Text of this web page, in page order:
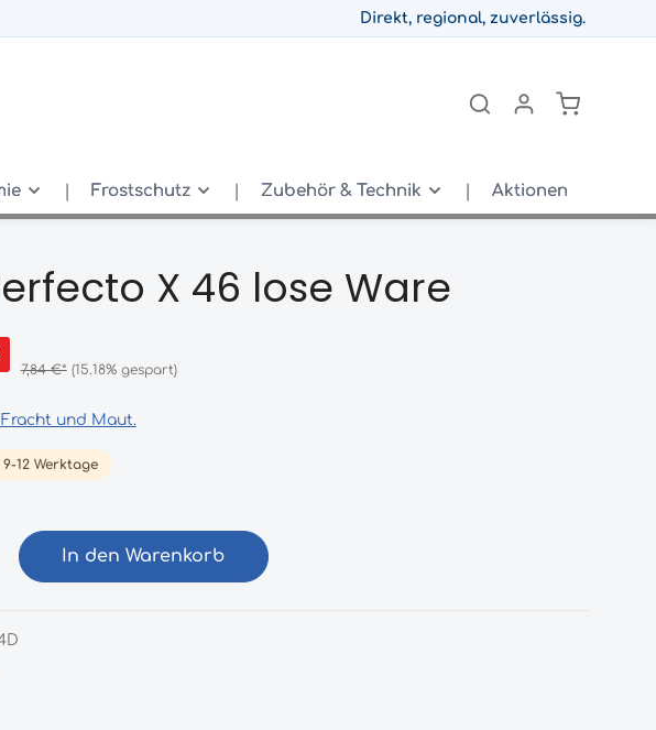
Direkt, regional, zuverlässig.
Frostschutz Zubehör & Technik Aktionen
X 46 lose Ware
7,84 €* (15.18% gespart)
Fracht und Maut.
12 Werktage
In den Warenkorb